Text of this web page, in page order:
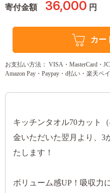
寄付金額 36,000 円
カー
お支払い方法： VISA・MasterCard・
Amazon Pay・Paypay・d払い・楽天ペイ
キッチンタオル70カット
金いただいた翌月より、3
たします！
ボリューム感UP！吸収力